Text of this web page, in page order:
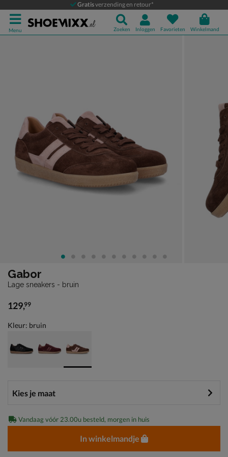
Gratisverzending en retour*
Menu Zoeken Inloggen Favorieten Winkelmand
Lage sneakers
Gabor
Lage sneakers - bruin
€ 129,99
129,99
Kleur: bruin
Vandaag vóór 23.00u besteld, morgen in huis
In winkelmandje